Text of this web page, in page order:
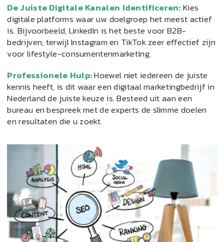
De Juiste Digitale Kanalen Identificeren:Kies
digitale platforms waar uw doelgroep het meest actief
is. Bijvoorbeeld, LinkedIn is het beste voor B2B-
bedrijven, terwijl Instagram en TikTok zeer effectief zijn
voor lifestyle-consumentenmarketing.
Professionele Hulp:Hoewel niet iedereen de juiste
kennis heeft, is dit waar een digitaal marketingbedrijf in
Nederland de juiste keuze is. Besteed uit aan een
bureau en bespreek met de experts de slimme doelen
en resultaten die u zoekt.